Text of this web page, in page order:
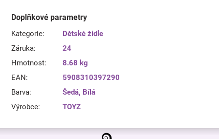
Doplňkové parametry
Kategorie:
Dětské židle
Záruka:
24
Hmotnost:
8.68 kg
EAN:
5908310397290
Barva: Šedá, Bílá
Výrobce: TOYZ
Z